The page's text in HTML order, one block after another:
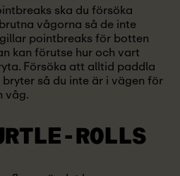
ska du försöka
vågorna så de inte
pointbreaks för botten
kan förutse hur och vart
Försöka att alltid paddla
så du inte är i vägen för
våg.
ROLLS